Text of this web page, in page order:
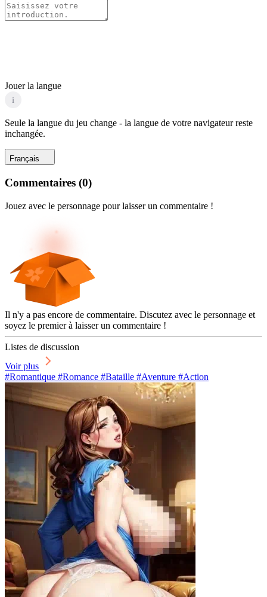
Jouer la langue
i
Seule la langue du jeu change - la langue de votre navigateur reste
inchangée.
Français
Commentaires (0)
Jouez avec le personnage pour laisser un commentaire !
Il n'y a pas encore de commentaire. Discutez avec le personnage et
soyez le premier à laisser un commentaire !
Listes de discussion
Voir plus
#Romantique #Romance #Bataille #Aventure #Action